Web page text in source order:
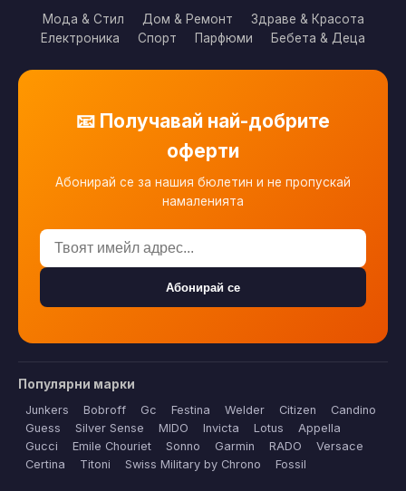
Мода & Стил Дом & Ремонт
Здраве & Красота
Електроника
Спорт Парфюми Бебета & Деца
📧 Получавай най-добрите
оферти
Абонирай се за нашия бюлетин и не пропускай
намаленията
Абонирай се
Популярни марки
Junkers Bobroff Gc Festina Welder Citizen
Candino
Guess
Silver Sense MIDO Invicta Lotus
Appella
Gucci
Emile Chouriet Sonno Garmin RADO
Versace
Certina
Titoni Swiss Military by Chrono Fossil